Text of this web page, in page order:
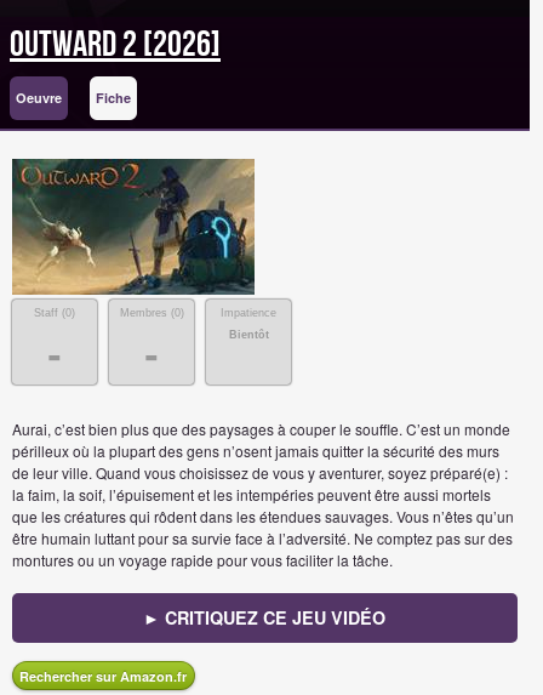
Outward 2 [2026]
Oeuvre Fiche
Staff (0)
-
Membres (0)
-
Impatience
Bientôt
Aurai, c’est bien plus que des paysages à couper le souffle. C’est un monde
périlleux où la plupart des gens n’osent jamais quitter la sécurité des murs
de leur ville. Quand vous choisissez de vous y aventurer, soyez préparé(e) :
la faim, la soif, l’épuisement et les intempéries peuvent être aussi mortels
que les créatures qui rôdent dans les étendues sauvages. Vous n’êtes qu’un
être humain luttant pour sa survie face à l’adversité. Ne comptez pas sur des
montures ou un voyage rapide pour vous faciliter la tâche.
► CRITIQUEZ CE JEU VIDÉO
Rechercher sur Amazon.fr